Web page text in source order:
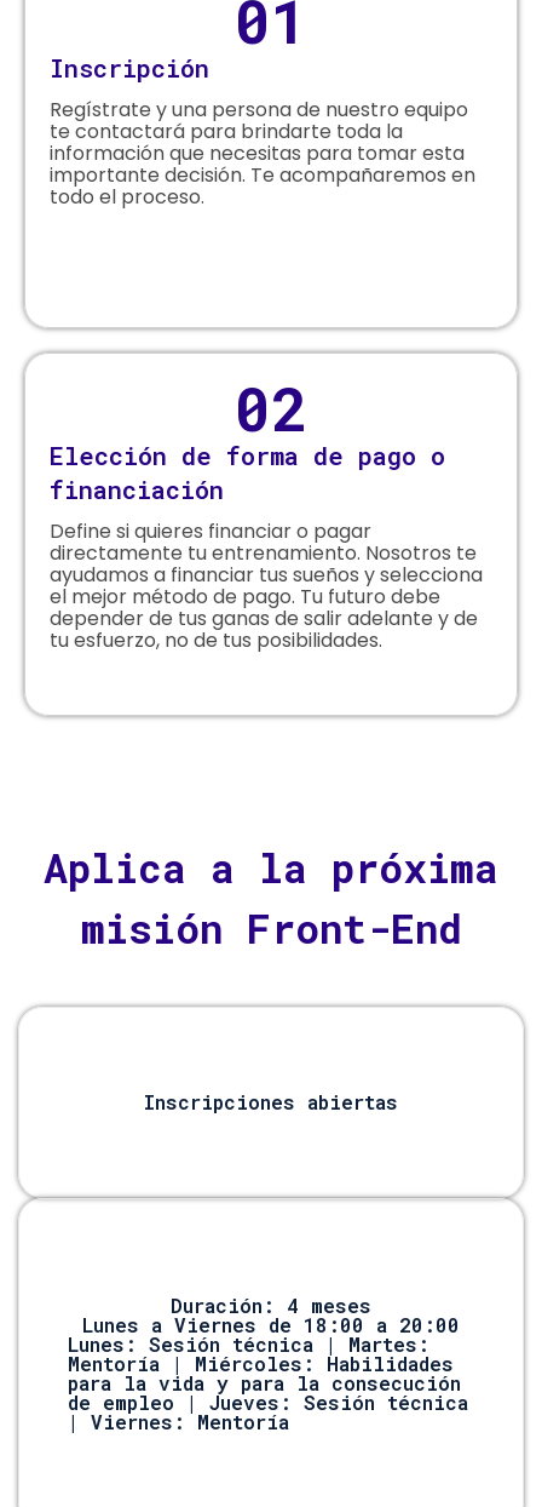
01
Inscripción
Regístrate y una persona de nuestro equipo
te contactará para brindarte toda la
información que necesitas para tomar esta
importante decisión. Te acompañaremos en
todo el proceso.
02
Elección de forma de pago o
financiación
Define si quieres financiar o pagar
directamente tu entrenamiento. Nosotros te
ayudamos a financiar tus sueños y selecciona
el mejor método de pago. Tu futuro debe
depender de tus ganas de salir adelante y de
tu esfuerzo, no de tus posibilidades.
Aplica a la próxima
misión Front-End
Inscripciones abiertas
Duración: 4 meses
Lunes a Viernes de 18:00 a 20:00
Lunes: Sesión técnica | Martes:
Mentoría | Miércoles: Habilidades
para la vida y para la consecución
de empleo | Jueves: Sesión técnica
| Viernes: Mentoría